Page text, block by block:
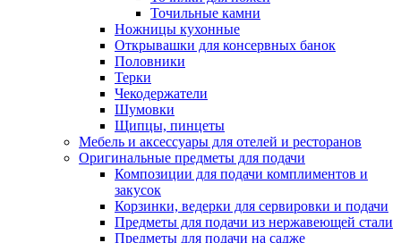
Точильные камни
Ножницы кухонные
Открывашки для консервных банок
Половники
Терки
Чекодержатели
Шумовки
Щипцы, пинцеты
Мебель и аксессуары для отелей и ресторанов
Оригинальные предметы для подачи
Композиции для подачи комплиментов и
закусок
Корзинки, ведерки для сервировки и подачи
Предметы для подачи из нержавеющей стали
Предметы для подачи на садже